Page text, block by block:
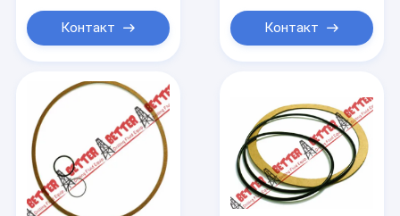
Продукты
Экскурсия по заводу
Контакт Контакт